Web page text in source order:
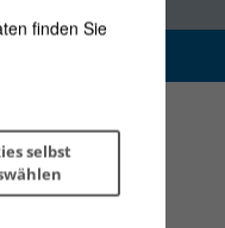
finden Sie
selbst